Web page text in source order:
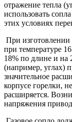
отражение тепла
использовать
этих условиях
При изготовлении
при температуре
18% по длине и на
(например, углах)
значительное
корпусе горелки,
расширяется.
напряжения